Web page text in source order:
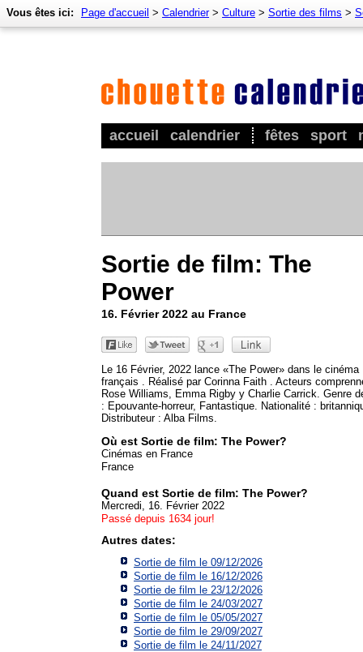
accueil calendrier fêtes sport
Vous êtes ici: Page d'accueil > Calendrier> Culture > Sortie des films >
Sortie de film: The
Power
16. Février 2022 au France
Le 16 Février, 2022 lance «The Power» dans le cinéma
français . Réalisé par Corinna Faith . Acteurs
Rose Williams, Emma Rigby y Charlie Carrick. Genre
: Epouvante-horreur, Fantastique. Nationalité :
Distributeur : Alba Films.
Où est Sortie de film: The Power?
Cinémas en France
France
Quand est Sortie de film: The Power?
Mercredi, 16. Février 2022
Passé depuis 1634 jour!
Autres dates:
Sortie de film le 09/12/2026
Sortie de film le 16/12/2026
Sortie de film le 23/12/2026
Sortie de film le 24/03/2027
Sortie de film le 05/05/2027
Sortie de film le 29/09/2027
Sortie de film le 24/11/2027